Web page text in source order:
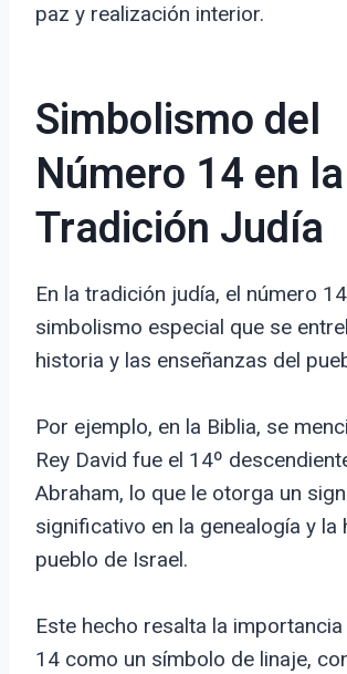
paz y realización interior.
Simbolismo del
Número 14 en la
Tradición Judía
En la tradición judía, el número
simbolismo especial que se
historia y las enseñanzas del
Por ejemplo, en la Biblia, se
Rey David fue el 14º
Abraham, lo que le otorga un
significativo en la genealogía y la
pueblo de Israel.
Este hecho resalta la
14 como un símbolo de linaje,